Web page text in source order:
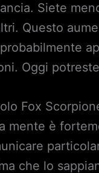
Siete
Questo
Oggi
Fox
mente è
che lo